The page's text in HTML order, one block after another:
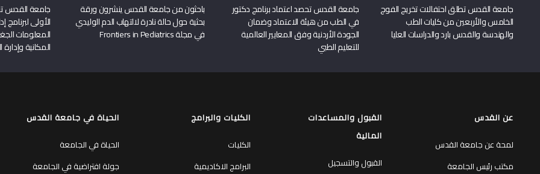
جامعة القدس تطلق احتفالات تخريج الفوج
الخامس والأربعين من كليات الطب
والهندسة والقدس بارد والدراسات العليا
جامعة القدس تحصد اعتماد برنامج دكتور
في الطب من هيئة الاعتماد وضمان
الجودة الأردنية وفق المعايير العالمية
للتعليم الطبي
باحثون من جامعة القدس ينشرون ورقة
بحثية حول حالة نادرة لالتهاب الدم الوليدي
في مجلة Frontiers in Pediatrics
جامعة القدس
الأولى
المعلومات
المكانية وإدارة
عن القدس
لمحة عن جامعة القدس
مكتب رئيس الجامعة
القبول والمساعدات
المالية
القبول والتسجيل
الكليات والبرامج
الكليات
البرامج الاكاديمية
الحياة في جامعة القدس
الحياة في الجامعة
جولة افتراضية في الجامعة